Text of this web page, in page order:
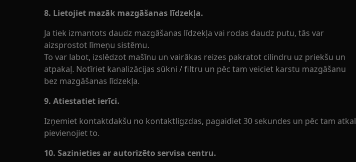
8. Lietojiet mazāk mazgāšanas līdzekļa.
Ja tiek izmantots daudz mazgāšanas līdzekļa vai rodas daudz putu, tās var
aizsprostot līmeņu sistēmu.
To var labot, izslēdzot mašīnu un vairākas reizes pakratot cilindru uz priekšu un
atpakaļ. Notīriet kanalizācijas sūkni / filtru un pēc tam veiciet karstu mazgāšanu
bez mazgāšanas līdzekļa.
9. Atiestatiet ierīci.
Izņemiet kontaktdakšu no kontaktligzdas, pagaidiet 30 sekundes un pēc tam atkal
pievienojiet to.
10. Sazinieties ar autorizēto servisa centru.